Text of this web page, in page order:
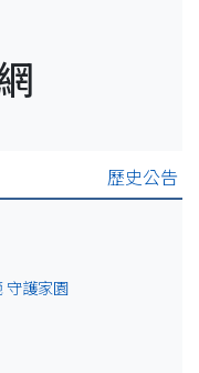
歷史公告
守護家園